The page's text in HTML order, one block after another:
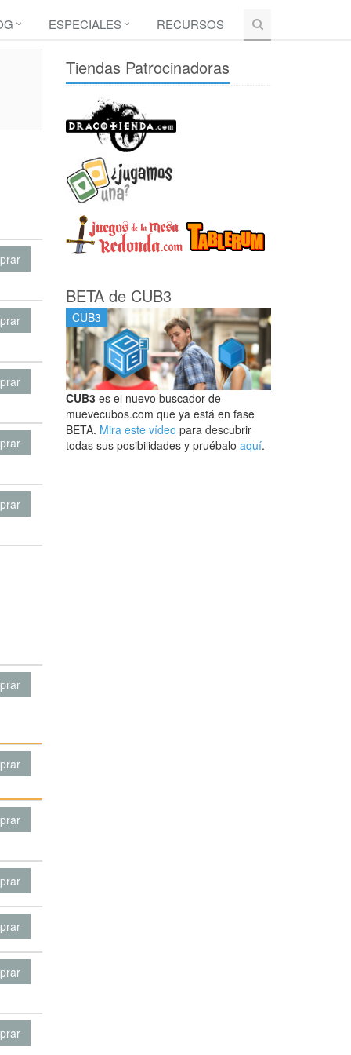
ESPECIALES RECURSOS
Tiendas Patrocinadoras
BETA de CUB3
CUB3
CUB3es el nuevo buscador de
muevecubos.com que ya está en fase
BETA. Mira este vídeo para descubrir
todas sus posibilidades y pruébalo aquí.